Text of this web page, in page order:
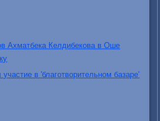
Ахматбека Келдибекова в Оше
в 'благотворительном базаре'